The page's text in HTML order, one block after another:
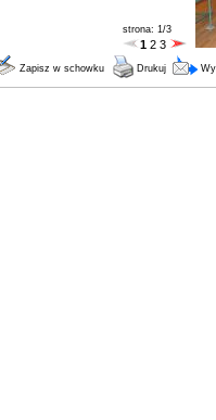
strona: 1/3
1 2 3
Zapisz w schowku Drukuj